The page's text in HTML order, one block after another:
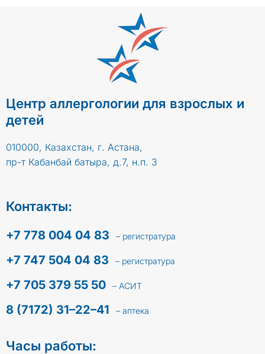
Центр аллергологии для взрослых и
детей
010000, Казахстан, г. Астана,
пр-т Кабанбай батыра, д.7, н.п. 3
Контакты:
+7 778 004 04 83 – регистратура
+7 747 504 04 83 – регистратура
+7 705 379 55 50 – АСИТ
8 (7172) 31–22–41 – аптека
Часы работы: